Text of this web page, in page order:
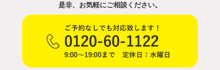
是非、お気軽にご相談ください。